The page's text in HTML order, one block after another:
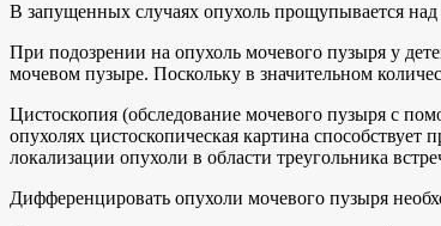
В запущенных случаях опухоль прощупывается
При подозрении на опухоль мочевого пузыря у
мочевом пузыре. Поскольку в значительном
Цистоскопия (обследование мочевого пузыря с
опухолях цистоскопическая картина
локализации опухоли в области треугольника
Дифференцировать опухоли мочевого пузыря